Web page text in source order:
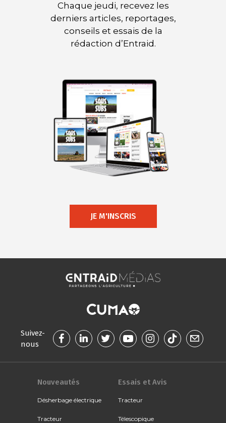
Chaque jeudi, recevez les
derniers articles, reportages,
conseils et essais de la
rédaction d’Entraid.
JE M'INSCRIS
Suivez-
nous
Nouveautés
Désherbage électrique
Tracteur
Essais et Avis
Tracteur
Télescopique